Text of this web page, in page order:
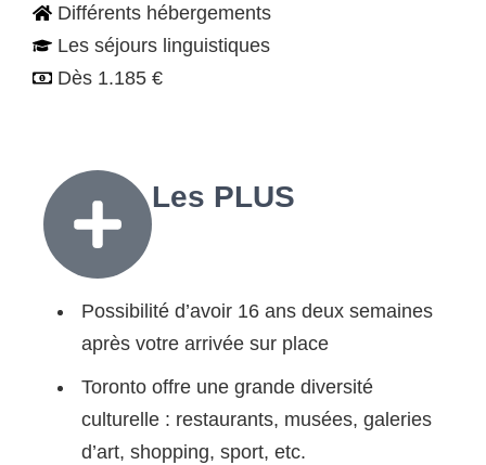
Différents hébergements
Les séjours linguistiques
Dès 1.185 €
Les PLUS
Possibilité d’avoir 16 ans deux semaines
après votre arrivée sur place
Toronto offre une grande diversité
culturelle : restaurants, musées, galeries
d’art, shopping, sport, etc.